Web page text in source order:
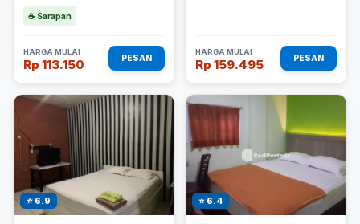
☕ Sarapan
HARGA MULAI
Rp 113.150 PESAN
HARGA MULAI
Rp 159.495 PESAN
⭐ 6.9 ⭐ 6.4